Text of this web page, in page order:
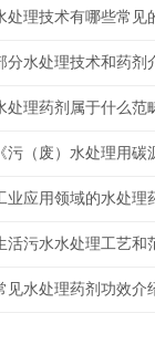
处理技术有哪些常见
分水处理技术和药剂
处理药剂属于什么范
业应用领域的水处理
活污水水处理工艺和
见水处理药剂功效介